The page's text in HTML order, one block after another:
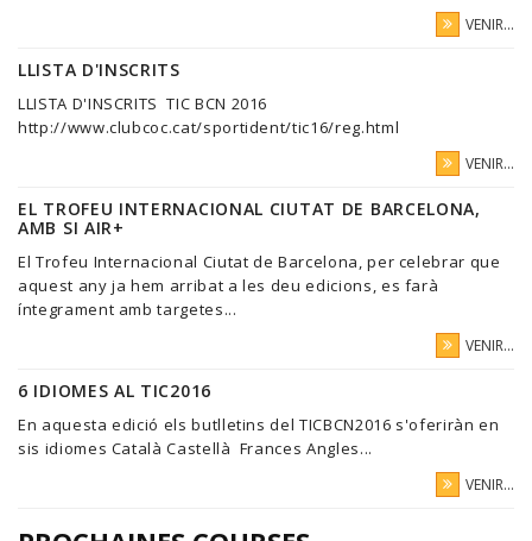
VENIR...
LLISTA D'INSCRITS
LLISTA D'INSCRITS TIC BCN 2016
http://www.clubcoc.cat/sportident/tic16/reg.html
VENIR...
EL TROFEU INTERNACIONAL CIUTAT DE BARCELONA,
AMB SI AIR+
El Trofeu Internacional Ciutat de Barcelona, per celebrar que
aquest any ja hem arribat a les deu edicions, es farà
íntegrament amb targetes...
VENIR...
6 IDIOMES AL TIC2016
En aquesta edició els butlletins del TICBCN2016 s'oferiràn en
sis idiomes Català Castellà Frances Angles...
VENIR...